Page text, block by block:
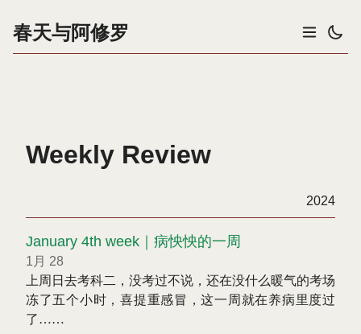
春天与阿修罗
Weekly Review
2024
January 4th week｜病怏怏的一周
1月 28
上周日去考科二，没考过不说，还在没什么暖气的考场
冻了五个小时，喜提重感冒，这一周就在养病里度过
了……